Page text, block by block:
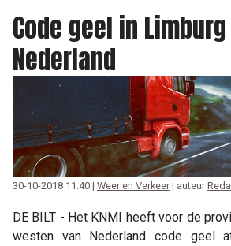
Code geel in
Nederland
30-10-2018 11:40 | Weer en Verkeer | auteur
DE BILT - Het KNMI heeft voor de
westen van Nederland code geel